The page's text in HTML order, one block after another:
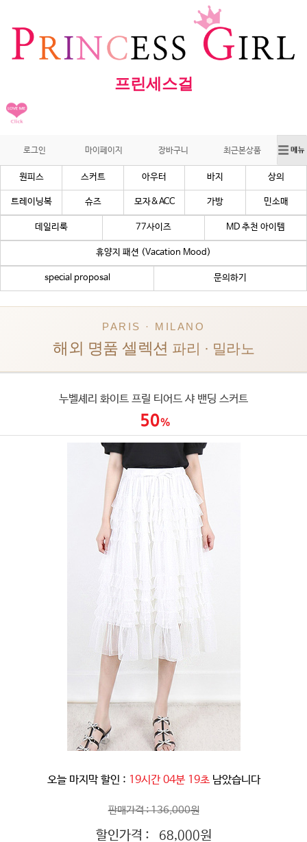
프린세스걸
로그인 마이페이지 장바구니 최근본상품
원피스 스커트 아우터 바지 상의
트레이닝복 슈즈 모자&ACC 가방 민소매
데일리룩 77사이즈 MD 추천 아이템
휴양지 패션 (Vacation Mood)
special proposal 문의하기
PARIS · MILANO
해외 명품 셀렉션 파리 · 밀라노
누벨셰리 화이트 프릴 티어드 샤 밴딩 스커트
오늘 마지막 할인 : 19시간 04분 16초 남았습니다
판매가격 : 136,000원
할인가격 : 68,000원